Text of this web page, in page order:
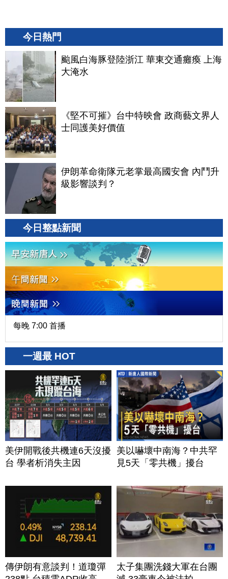
今日熱門
颱風白海豚登陸浙江 華東交通癱瘓 上海
大淹水
《堅不可摧》台中特映會 政商藝文界人
士同護美好價值
伊朗革命衛隊元老掌最高國安會 內鬥升
級影響談判？
今日整點新聞
每晚 7:00 首播
一週最 HOT
美伊開戰後共機連6天沒擾
台 學者析消失主因
美以嚇壞中南海？中共罕
見5天「零共機」擾台
傳伊朗有意談判！道瓊彈
太子集團洗錢大軍在台團